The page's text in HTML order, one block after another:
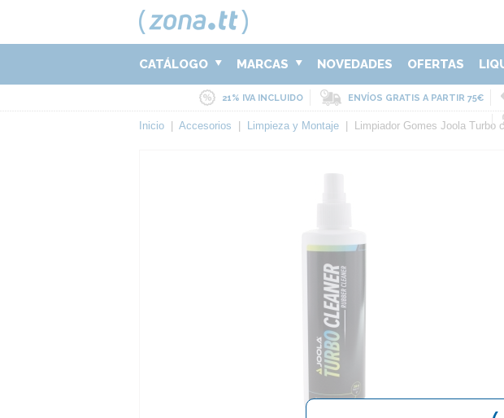
CATÁLOGO MARCAS NOVEDADES OFERTAS
21% IVA INCLUIDO ENVÍOS GRATIS A PARTIR 75€
Inicio Accesorios Limpieza y Montaje Limpiador Gomes Joola Turbo